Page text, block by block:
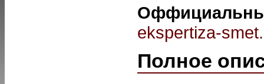
ekspertiza-
Полное